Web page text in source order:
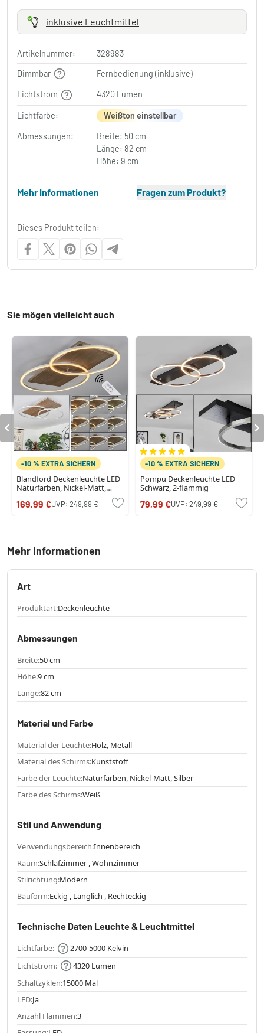
inklusive Leuchtmittel
Artikelnummer:
328983
Dimmbar
Fernbedienung (inklusive)
Lichtstrom 4320 Lumen
Lichtfarbe: Weißton einstellbar
Abmessungen:
Breite: 50 cm
Länge: 82 cm
Höhe: 9 cm
Mehr Informationen Fragen zum Produkt?
Dieses Produkt teilen:
Sie mögen vielleicht auch
-10 % EXTRA SICHERN
Blandford Deckenleuchte LED
Naturfarben, Nickel-Matt,
Fernbedienung
169,99 €UVP:249,99 €
-10 % EXTRA SICHERN
Pompu Deckenleuchte LED
Schwarz, 2-flammig
79,99 €UVP:249,99 €
Mehr Informationen
Art
Produktart:Deckenleuchte
Abmessungen
Breite:50 cm
Höhe:9 cm
Länge:82 cm
Material und Farbe
Material der Leuchte:Holz, Metall
Material des Schirms:Kunststoff
Farbe der Leuchte:Naturfarben, Nickel-Matt, Silber
Farbe des Schirms:Weiß
Stil und Anwendung
Verwendungsbereich:Innenbereich
Raum:Schlafzimmer , Wohnzimmer
Stilrichtung:Modern
Bauform:Eckig , Länglich , Rechteckig
Technische Daten Leuchte & Leuchtmittel
Lichtfarbe:
2700-5000 Kelvin
Lichtstrom:
4320 Lumen
Schaltzyklen:15000 Mal
LED:Ja
Anzahl Flammen:3